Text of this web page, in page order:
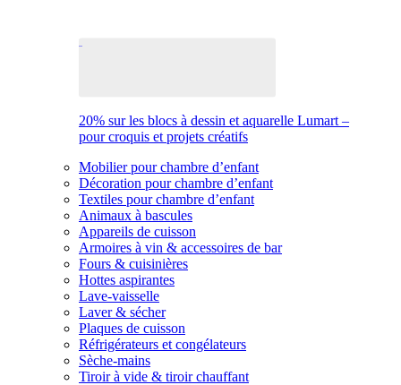
20% sur les blocs à dessin et aquarelle Lumart –
pour croquis et projets créatifs
Mobilier pour chambre d’enfant
Décoration pour chambre d’enfant
Textiles pour chambre d’enfant
Animaux à bascules
Appareils de cuisson
Armoires à vin & accessoires de bar
Fours & cuisinières
Hottes aspirantes
Lave-vaisselle
Laver & sécher
Plaques de cuisson
Réfrigérateurs et congélateurs
Sèche-mains
Tiroir à vide & tiroir chauffant